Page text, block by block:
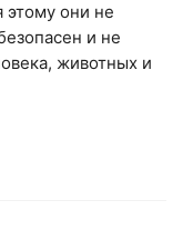
село
(вывеска "Мир
этому они не
и не
животных и